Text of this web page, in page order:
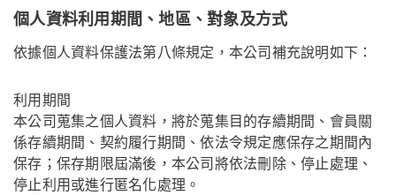
個人資料利用期間、地區、對象及方式
依據個人資料保護法第八條規定，本公司補充說明如下：
利用期間
本公司蒐集之個人資料，將於蒐集目的存續期間、會員關
係存續期間、契約履行期間、依法令規定應保存之期間內
保存；保存期限屆滿後，本公司將依法刪除、停止處理、
停止利用或進行匿名化處理。